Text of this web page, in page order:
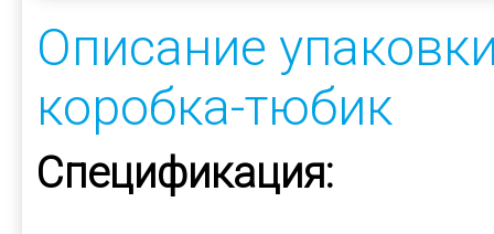
Описание
коробка-тюбик
Спецификация: